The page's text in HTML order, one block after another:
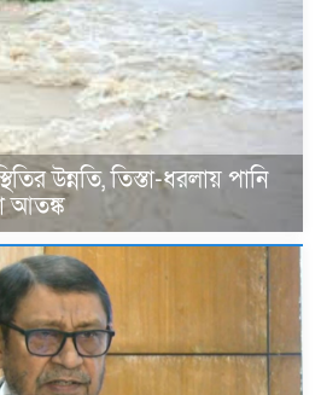
উন্নতি, তিস্তা-ধরলায় পানি
আতঙ্ক